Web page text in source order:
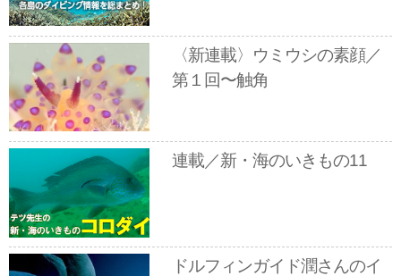
〈新連載〉ウミウシの素顔／
第１回〜触角
連載／新・海のいきもの11
ドルフィンガイド潤さんのイ